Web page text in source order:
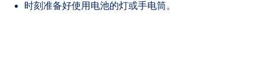
时刻准备好使用电池的灯或手电筒。